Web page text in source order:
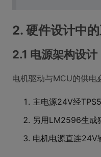
2. 硬件设计中
2.1 电源架构设计
电机驱动与MCU的供电
主电源24V经
另用LM2596生成
电机电源直连24V